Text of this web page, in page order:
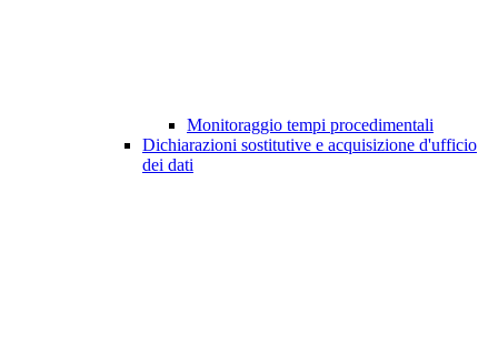
Monitoraggio tempi procedimentali
Dichiarazioni sostitutive e acquisizione d'ufficio
dei dati